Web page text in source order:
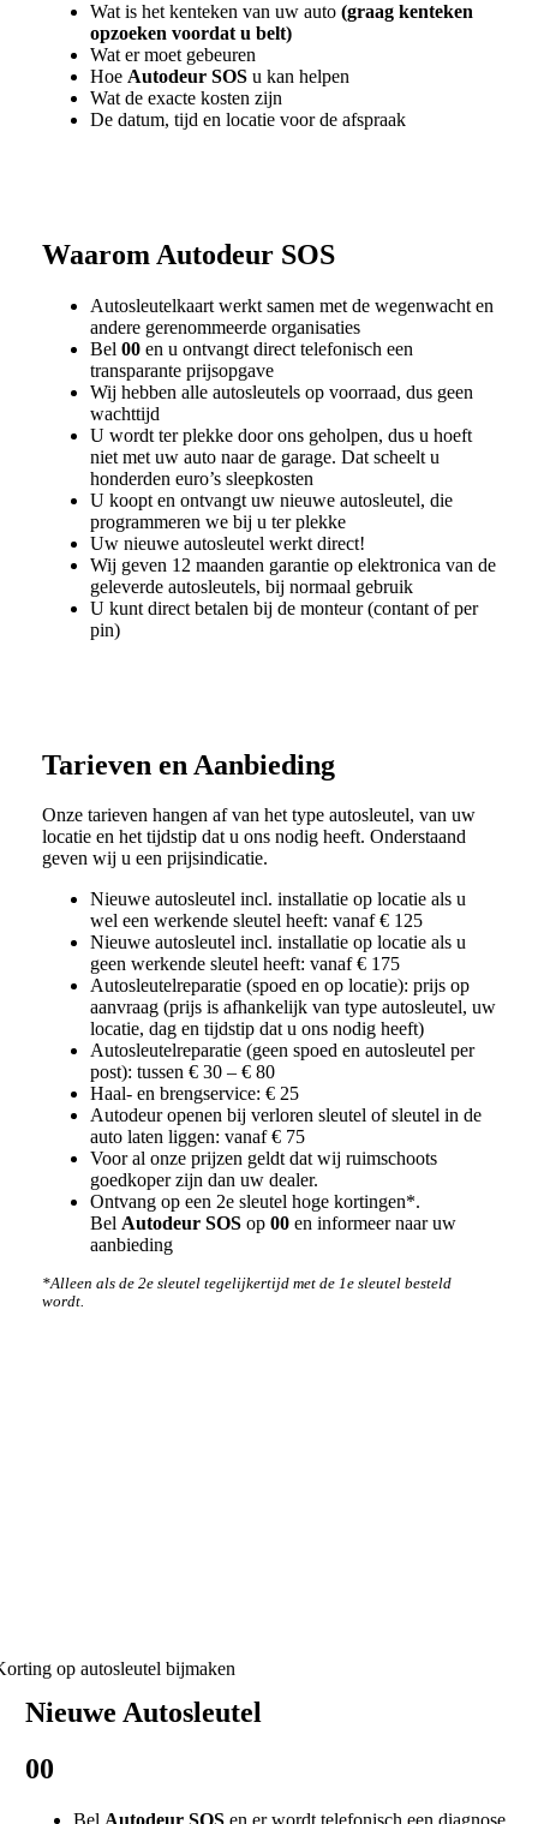
Wat is het kenteken van uw auto (graag kenteken
opzoeken voordat u belt)
Wat er moet gebeuren
Hoe Autodeur SOSu kan helpen
Wat de exacte kosten zijn
De datum, tijd en locatie voor de afspraak
Waarom Autodeur SOS
Autosleutelkaart werkt samen met de wegenwacht en
andere gerenommeerde organisaties
Bel 00en u ontvangt direct telefonisch een
transparante prijsopgave
Wij hebben alle autosleutels op voorraad, dus geen
wachttijd
U wordt ter plekke door ons geholpen, dus u hoeft
niet met uw auto naar de garage. Dat scheelt u
honderden euro’s sleepkosten
U koopt en ontvangt uw nieuwe autosleutel, die
programmeren we bij u ter plekke
Uw nieuwe autosleutel werkt direct!
Wij geven 12 maanden garantie op elektronica van de
geleverde autosleutels, bij normaal gebruik
U kunt direct betalen bij de monteur (contant of per
pin)
Tarieven en Aanbieding
Onze tarieven hangen af van het type autosleutel, van uw
locatie en het tijdstip dat u ons nodig heeft. Onderstaand
geven wij u een prijsindicatie.
Nieuwe autosleutel incl. installatie op locatie als u
wel een werkende sleutel heeft: vanaf € 125
Nieuwe autosleutel incl. installatie op locatie als u
geen werkende sleutel heeft: vanaf € 175
Autosleutelreparatie (spoed en op locatie): prijs op
aanvraag (prijs is afhankelijk van type autosleutel, uw
locatie, dag en tijdstip dat u ons nodig heeft)
Autosleutelreparatie (geen spoed en autosleutel per
post): tussen € 30 – € 80
Haal- en brengservice: € 25
Autodeur openen bij verloren sleutel of sleutel in de
auto laten liggen: vanaf € 75
Voor al onze prijzen geldt dat wij ruimschoots
goedkoper zijn dan uw dealer.
Ontvang op een 2e sleutel hoge kortingen*.
Bel Autodeur SOSop 00en informeer naar uw
aanbieding
*Alleen als de 2e sleutel tegelijkertijd met de 1e sleutel besteld
wordt.
Nieuwe Autosleutel
00